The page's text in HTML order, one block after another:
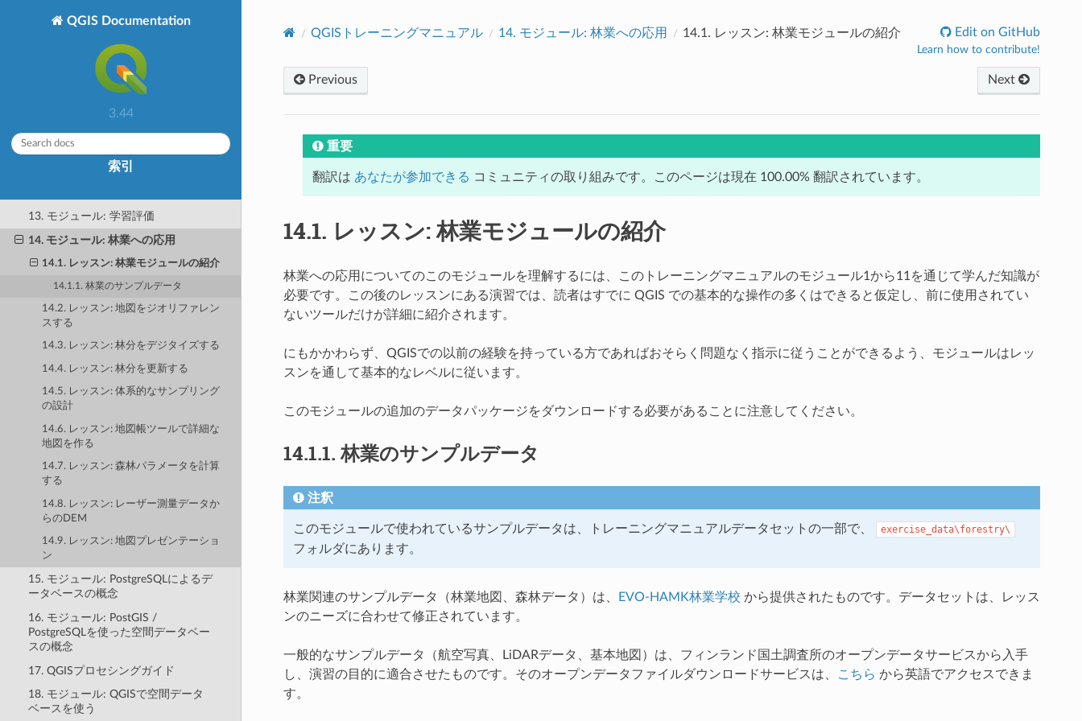
QGIS Documentation
3.44
索引
5. モジュール: ベクタデータを作る
6. モジュール: ベクタ解析
7. モジュール: ラスタ
8. モジュール: 分析の完了
9. モジュール: プラグイン
10. モジュール: オンラインリソース
11. モジュール: QGIS Server
13. モジュール: 学習評価
14. モジュール: 林業への応用
14.1. レッスン: 林業モジュールの紹介
14.1.1. 林業のサンプルデータ
14.2. レッスン: 地図をジオリファレン
スする
14.3. レッスン: 林分をデジタイズする
14.4. レッスン: 林分を更新する
14.5. レッスン: 体系的なサンプリング
の設計
14.6. レッスン: 地図帳ツールで詳細な
地図を作る
14.7. レッスン: 森林パラメータを計算
する
14.8. レッスン: レーザー測量データか
らのDEM
14.9. レッスン: 地図プレゼンテーショ
ン
15. モジュール: PostgreSQLによるデ
ータベースの概念
16. モジュール: PostGIS /
PostgreSQLを使った空間データベー
スの概念
17. QGISプロセシングガイド
18. モジュール: QGISで空間データ
ベースを使う
QGISトレーニングマニュアル 14. モジュール: 林業への応用 14.1. レッスン: 林業モジュールの紹介 Edit on GitHub
Learn how to contribute!
Previous Next
重要
翻訳は あなたが参加できる コミュニティの取り組みです。このページは現在 100.00% 翻訳されています。
14.1. レッスン: 林業モジュールの紹介
林業への応用についてのこのモジュールを理解するには、このトレーニングマニュアルのモジュール1から11を通じて学んだ知識が
必要です。この後のレッスンにある演習では、読者はすでに QGIS での基本的な操作の多くはできると仮定し、前に使用されてい
ないツールだけが詳細に紹介されます。
にもかかわらず、QGISでの以前の経験を持っている方であればおそらく問題なく指示に従うことができるよう、モジュールはレッ
スンを通して基本的なレベルに従います。
このモジュールの追加のデータパッケージをダウンロードする必要があることに注意してください。
14.1.1.林業のサンプルデータ
注釈
このモジュールで使われているサンプルデータは、トレーニングマニュアルデータセットの一部で、 exercise_data\forestry\
フォルダにあります。
林業関連のサンプルデータ（林業地図、森林データ）は、 EVO-HAMK林業学校 から提供されたものです。データセットは、レッス
ンのニーズに合わせて修正されています。
一般的なサンプルデータ（航空写真、LiDARデータ、基本地図）は、フィンランド国土調査所のオープンデータサービスから入手
し、演習の目的に適合させたものです。そのオープンデータファイルダウンロードサービスは、
こちら から英語でアクセスできま
す。